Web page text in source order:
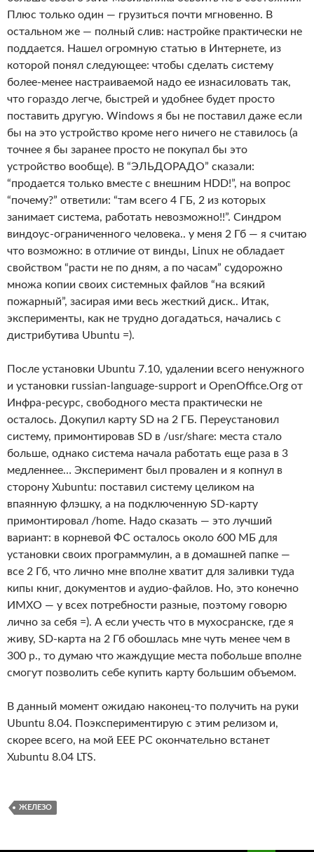
Плюс только один — грузиться почти мгновенно. В
остальном же — полный слив: настройке практически не
поддается. Нашел огромную статью в Интернете, из
которой понял следующее: чтобы сделать систему
более-менее настраиваемой надо ее изнасиловать так,
что гораздо легче, быстрей и удобнее будет просто
поставить другую. Windows я бы не поставил даже если
бы на это устройство кроме него ничего не ставилось (а
точнее я бы заранее просто не покупал бы это
устройство вообще). В “ЭЛЬДОРАДО” сказали:
“продается только вместе с внешним HDD!”, на вопрос
“почему?” ответили: “там всего 4 ГБ, 2 из которых
занимает система, работать невозможно!!”. Синдром
виндоус-ограниченного человека.. у меня 2 Гб — я считаю
что возможно: в отличие от винды, Linux не обладает
свойством “расти не по дням, а по часам” судорожно
множа копии своих системных файлов “на всякий
пожарный”, засирая ими весь жесткий диск.. Итак,
эксперименты, как не трудно догадаться, начались c
дистрибутива Ubuntu =).
После установки Ubuntu 7.10, удалении всего ненужного
и установки russian-language-support и OpenOffice.Org от
Инфра-ресурс, свободного места практически не
осталось. Докупил карту SD на 2 ГБ. Переустановил
систему, примонтировав SD в /usr/share: места стало
больше, однако система начала работать еще раза в 3
медленнее… Эксперимент был провален и я копнул в
сторону Xubuntu: поставил систему целиком на
впаянную флэшку, а на подключенную SD-карту
примонтировал /home. Надо сказать — это лучший
вариант: в корневой ФС осталось около 600 МБ для
установки своих программулин, а в домашней папке —
все 2 Гб, что лично мне вполне хватит для заливки туда
кипы книг, документов и аудио-файлов. Но, это конечно
ИМХО — у всех потребности разные, поэтому говорю
лично за себя =). А если учесть что в мухосранске, где я
живу, SD-карта на 2 Гб обошлась мне чуть менее чем в
300 р., то думаю что жаждущие места побольше вполне
смогут позволить себе купить карту большим объемом.
В данный момент ожидаю наконец-то получить на руки
Ubuntu 8.04. Поэкспериментирую с этим релизом и,
скорее всего, на мой EEE PC окончательно встанет
Xubuntu 8.04 LTS.
ЖЕЛЕЗО